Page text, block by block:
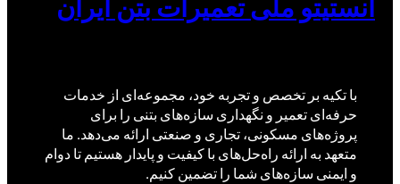
انستیتو ملی تعمیرات بتن ایران
با تکیه بر تخصص و تجربه خود، مجموعه‌ای از خدمات
حرفه‌ای تعمیر و نگهداری سازه‌های بتنی را برای
پروژه‌های مسکونی، تجاری و صنعتی ارائه می‌دهد. ما
متعهد به ارائه راه‌حل‌های با کیفیت و پایدار هستیم تا دوام
و ایمنی سازه‌های شما را تضمین کنیم.